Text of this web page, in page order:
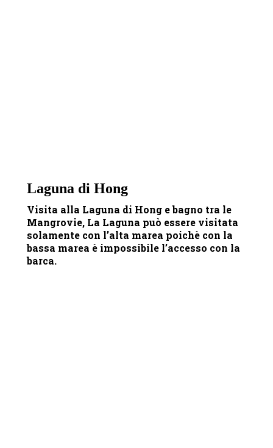
Laguna di Hong
Visita alla Laguna di Hong e bagno tra le
Mangrovie, La Laguna può essere visitata
solamente con l’alta marea poichè con la
bassa marea è impossibile l’accesso con la
barca.